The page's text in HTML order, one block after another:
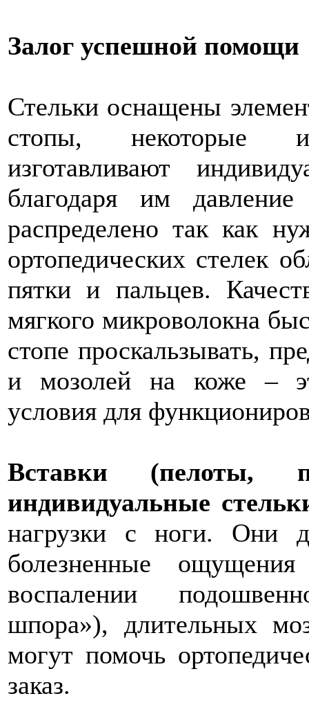
Залог успешной помощи
Стельки оснащены
стопы, некоторые
изготавливают
благодаря им
распределено так как
ортопедических стелек
пятки и пальцев.
мягкого микроволокна
стопе проскальзывать,
и мозолей на коже –
условия для
Вставки (пелоты,
индивидуальные
нагрузки с ноги. Они
болезненные
воспалении
шпора»), длительных
могут помочь
заказ.